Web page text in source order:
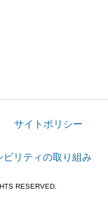
サイトポリシー
ビリティの取り組み
RESERVED.